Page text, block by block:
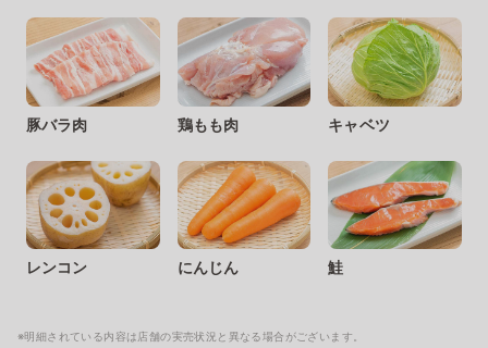
豚バラ肉 鶏もも肉 キャベツ
レンコン にんじん 鮭
※明細されている内容は店舗の実売状況と異なる場合がございます。